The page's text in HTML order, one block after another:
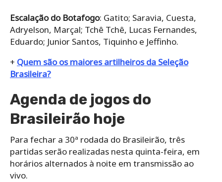
Escalação do Botafogo: Gatito; Saravia, Cuesta,
Adryelson, Marçal; Tchê Tchê, Lucas Fernandes,
Eduardo; Junior Santos, Tiquinho e Jeffinho.
+ Quem são os maiores artilheiros da Seleção
Brasileira?
Agenda de jogos do
Brasileirão hoje
Para fechar a 30ª rodada do Brasileirão, três
partidas serão realizadas nesta quinta-feira, em
horários alternados à noite em transmissão ao
vivo.